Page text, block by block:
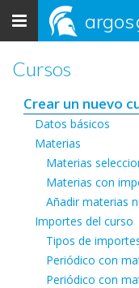
Toggle
navigation
argos
Cursos
Crear un nuevo
Datos básicos
Materias
Materias
Materias con
Añadir materias
Importes del curso
Tipos de
Periódico con
Periódico con